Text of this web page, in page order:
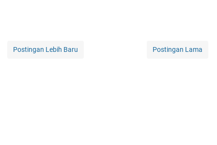
Postingan Lebih Baru Postingan Lama